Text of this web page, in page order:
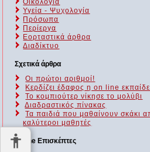
Οικολογία
Υγεία - Ψυχολογία
Πρόσωπα
Περίεργα
Εορταστικά άρθρα
Διαδίκτυο
Σχετικά άρθρα
Οι πρώτοι αριθμοί!
Κερδίζει έδαφος η on line
Το κομπιούτερ νίκησε το μολύβι
Διαδραστικός πίνακας
Τα παιδιά που μαθαίνουν σκάκι
καλύτεροι μαθητές
Online Επισκέπτες